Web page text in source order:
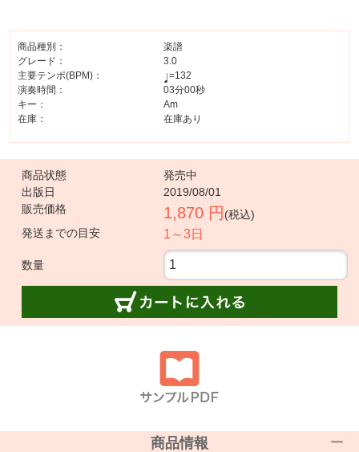
商品種別：
楽譜
グレード：
3.0
主要テンポ(BPM)：
=132
演奏時間：
03分00秒
キー：
Am
在庫：
在庫あり
商品状態
発売中
出版日
2019/08/01
販売価格
1,870 円 (税込)
発送までの目安
1～3日
数量
商品情報